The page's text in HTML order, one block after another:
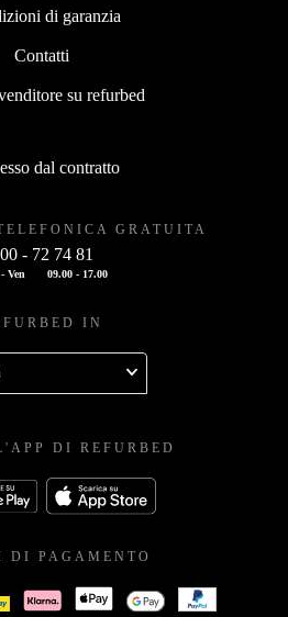
di garanzia
Contatti
su refurbed
dal contratto
GRATUITA
- 72 74 81
Ven 09.00 - 17.00
IN
DI REFURBED
DI PAGAMENTO